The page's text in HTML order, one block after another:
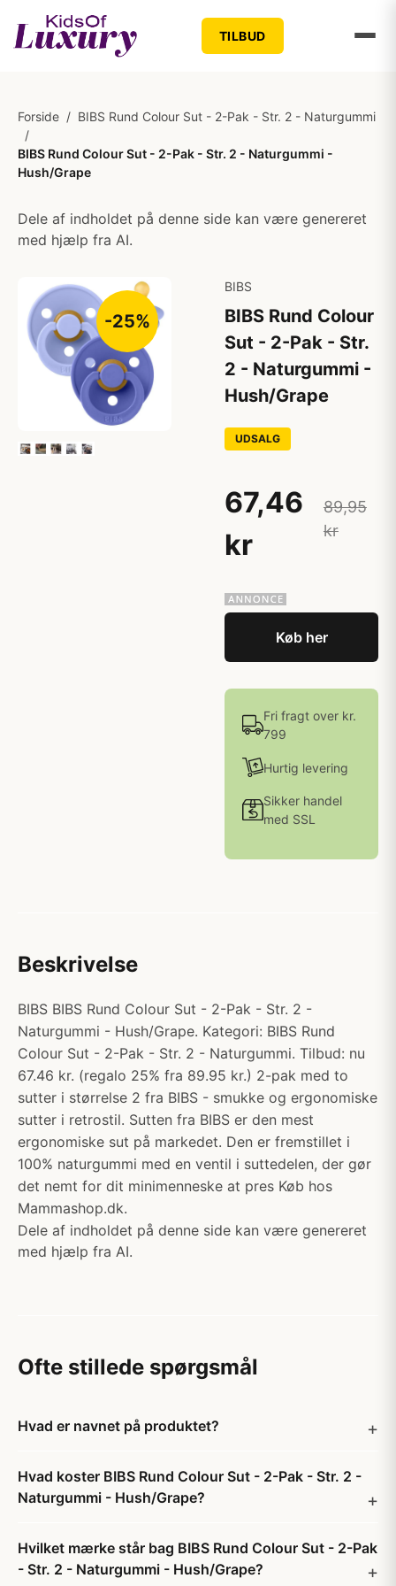
TILBUD
Forside / BIBS Rund Colour Sut - 2-Pak - Str. 2 - Naturgummi
/
BIBS Rund Colour Sut - 2-Pak - Str. 2 - Naturgummi -
Hush/Grape
Dele af indholdet på denne side kan være genereret
med hjælp fra AI.
-25%
BIBS
BIBS Rund Colour
Sut - 2-Pak - Str.
2 - Naturgummi -
Hush/Grape
UDSALG
67,46
kr
89,95
kr
Køb her
Fri fragt over kr.
799
Hurtig levering
Sikker handel
med SSL
Beskrivelse
BIBS BIBS Rund Colour Sut - 2-Pak - Str. 2 -
Naturgummi - Hush/Grape. Kategori: BIBS Rund
Colour Sut - 2-Pak - Str. 2 - Naturgummi. Tilbud: nu
67.46 kr. (regalo 25% fra 89.95 kr.) 2-pak med to
sutter i størrelse 2 fra BIBS - smukke og ergonomiske
sutter i retrostil. Sutten fra BIBS er den mest
ergonomiske sut på markedet. Den er fremstillet i
100% naturgummi med en ventil i suttedelen, der gør
det nemt for dit minimenneske at pres Køb hos
Mammashop.dk.
Dele af indholdet på denne side kan være genereret
med hjælp fra AI.
Ofte stillede spørgsmål
Hvad er navnet på produktet?
Hvad koster BIBS Rund Colour Sut - 2-Pak - Str. 2 -
Naturgummi - Hush/Grape?
Hvilket mærke står bag BIBS Rund Colour Sut - 2-Pak
- Str. 2 - Naturgummi - Hush/Grape?